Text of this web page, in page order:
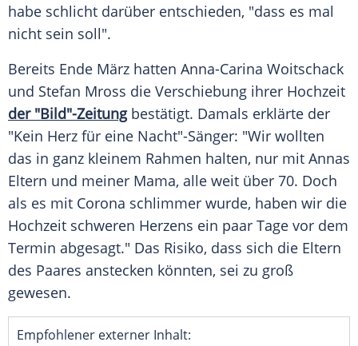
habe schlicht darüber entschieden, "dass es mal
nicht sein soll".
Bereits Ende März hatten Anna-Carina Woitschack
und Stefan Mross die Verschiebung ihrer Hochzeit
der "Bild"-Zeitungbestätigt. Damals erklärte der
"Kein Herz für eine Nacht"-Sänger: "Wir wollten
das in ganz kleinem Rahmen halten, nur mit Annas
Eltern und meiner Mama, alle weit über 70. Doch
als es mit Corona schlimmer wurde, haben wir die
Hochzeit schweren Herzens ein paar Tage vor dem
Termin abgesagt." Das Risiko, dass sich die Eltern
des Paares anstecken könnten, sei zu groß
gewesen.
Empfohlener externer Inhalt: